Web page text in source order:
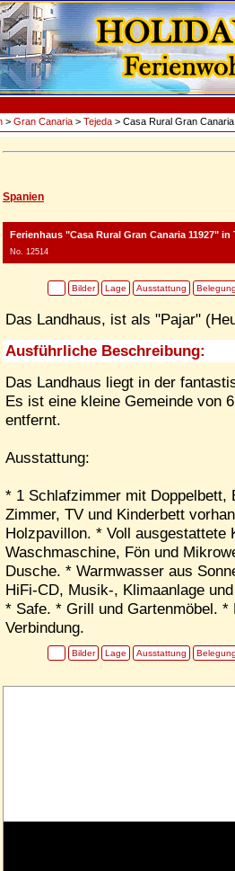
> Gran Canaria > Tejeda > Casa Rural Gran
Spanien
Ferienhaus "Casa Rural Gran Canaria 11927" in
No. 12514
Bilder Lage Ausstattung
Das Landhaus, ist als "Pajar"
Ausführliche Beschreibung:
Das Landhaus liegt in der
Es ist eine kleine Gemeinde von
entfernt.
Ausstattung:
* 1 Schlafzimmer mit Doppelbett,
Zimmer, TV und Kinderbett
Holzpavillon. * Voll ausgestattete
Waschmaschine, Fön und
Dusche. * Warmwasser aus
HiFi-CD, Musik-, Klimaanlage
* Safe. * Grill und Gartenmöbel.
Verbindung.
Bilder Lage Ausstattung